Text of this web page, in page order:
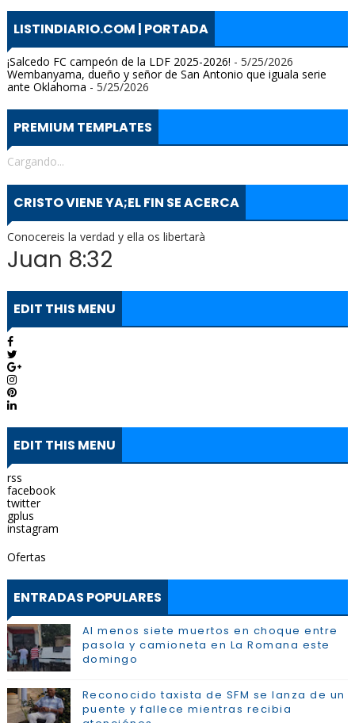
LISTINDIARIO.COM | PORTADA
¡Salcedo FC campeón de la LDF 2025-2026! - 5/25/2026
Wembanyama, dueño y señor de San Antonio que iguala serie
ante Oklahoma - 5/25/2026
PREMIUM TEMPLATES
Cargando...
CRISTO VIENE YA;EL FIN SE ACERCA
Conocereis la verdad y ella os libertarà
Juan 8:32
EDIT THIS MENU
EDIT THIS MENU
rss
facebook
twitter
gplus
instagram
Ofertas
ENTRADAS POPULARES
Al menos siete muertos en choque entre
pasola y camioneta en La Romana este
domingo
Reconocido taxista de SFM se lanza de un
puente y fallece mientras recibia